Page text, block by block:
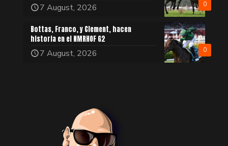
0
7 August, 2026
0
Bottas, Franco, y Clement, hacen
historia en el NMRHOF G2
7 August, 2026